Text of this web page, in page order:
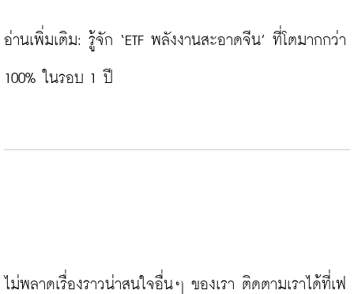
อ่านเพิ่มเติม: รู้จัก ‘ETF พลังงานสะอาดจีน’ ที่โตมากกว่า
100% ในรอบ 1 ปี
ไม่พลาดเรื่องราวน่าสนใจอื่นๆ ของเรา ติดตามเราได้ที่เฟ